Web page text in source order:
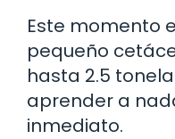
Este momento
pequeño
hasta 2.5
aprender a
inmediato.